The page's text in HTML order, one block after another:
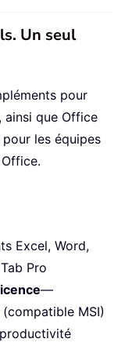
Un seul
pour
ainsi que Office
les équipes
Excel, Word,
Pro
—
MSI)